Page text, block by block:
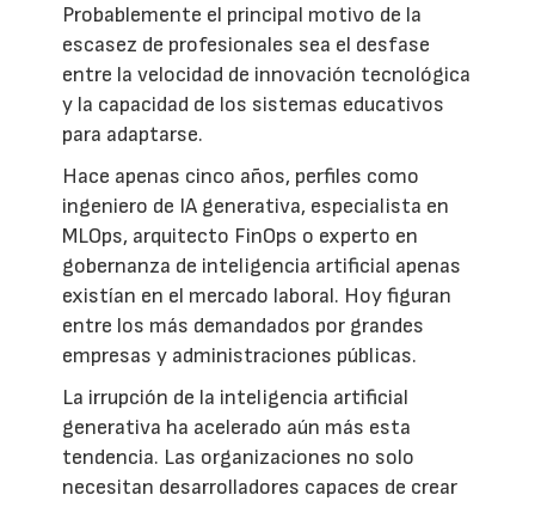
Probablemente el principal motivo de la
escasez de profesionales sea el desfase
entre la velocidad de innovación tecnológica
y la capacidad de los sistemas educativos
para adaptarse.
Hace apenas cinco años, perfiles como
ingeniero de IA generativa, especialista en
MLOps, arquitecto FinOps o experto en
gobernanza de inteligencia artificial apenas
existían en el mercado laboral. Hoy figuran
entre los más demandados por grandes
empresas y administraciones públicas.
La irrupción de la inteligencia artificial
generativa ha acelerado aún más esta
tendencia. Las organizaciones no solo
necesitan desarrolladores capaces de crear